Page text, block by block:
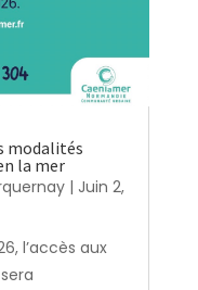
modalités
la mer
| Juin 2,
l’accès aux